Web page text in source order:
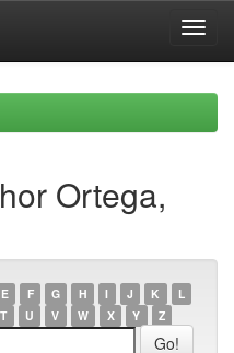
Ortega,
E F G H I J K
L
T U V W X Y Z